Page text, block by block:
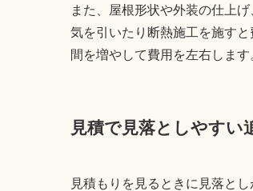
また、屋根形状や外装の仕上
気を引いたり断熱施工を施す
間を増やして費用を左右しま
見積で見落としやすい
見積もりを見るときに見落と